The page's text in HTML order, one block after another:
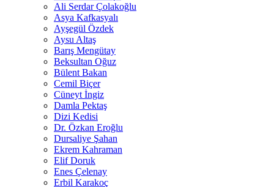
Ali Serdar Çolakoğlu
Asya Kafkasyalı
Ayşegül Özdek
Aysu Altaş
Barış Mengütay
Beksultan Oğuz
Bülent Bakan
Cemil Biçer
Cüneyt İngiz
Damla Pektaş
Dizi Kedisi
Dr. Özkan Eroğlu
Dursaliye Şahan
Ekrem Kahraman
Elif Doruk
Enes Çelenay
Erbil Karakoç